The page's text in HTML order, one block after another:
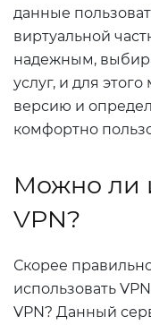
данные
виртуальной
надежным,
услуг, и для
версию и
комфортно
Можно ли
VPN?
Скорее
использовать
VPN? Данный